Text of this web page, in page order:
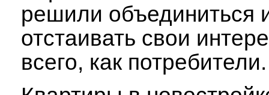
решили объединиться
отстаивать свои
всего, как потребители.